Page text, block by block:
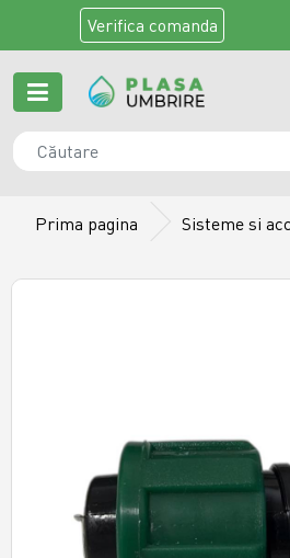
Verifica comanda
Prima pagina Sisteme si